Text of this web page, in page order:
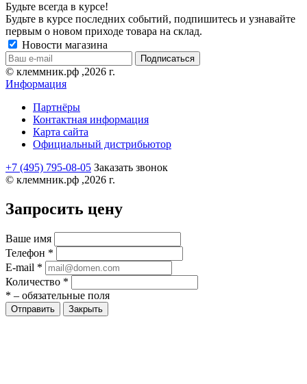
Будьте всегда в курсе!
Будьте в курсе последних событий, подпишитесь и узнавайте
первым о новом приходе товара на склад.
Новости магазина
© клеммник.рф ,2026 г.
Информация
Партнёры
Контактная информация
Карта сайта
Официальный дистрибьютор
+7 (495) 795-08-05 Заказать звонок
© клеммник.рф ,2026 г.
Запросить цену
Ваше имя
Телефон *
E-mail *
Количество *
* – обязательные поля
Закрыть